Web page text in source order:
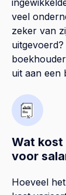
veel
zeker van
uit aan een
Wat kost
voor
Hoeveel